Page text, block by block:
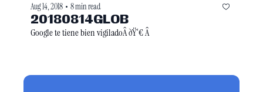
Aug 14, 2018 • 8 min read
20180814GLOB
Google te tiene bien vigiladoÂ ðŸ‘€ Â